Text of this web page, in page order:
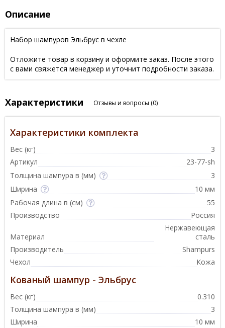
Описание
Набор шампуров Эльбрус в чехле
Отложите товар в корзину и оформите заказ. После этого
с вами свяжется менеджер и уточнит подробности заказа.
Характеристики Отзывы и вопросы (0)
Характеристики комплекта
Вес (кг)
3
Артикул
23-77-sh
Толщина шампура в (мм)
3
Ширина
10 мм
Рабочая длина в (см)
55
Производство
Россия
Материал
Нержавеющая
сталь
Производитель
Shampurs
Чехол
Кожа
Кованый шампур - Эльбрус
Вес (кг)
0.310
Толщина шампура в (мм)
3
Ширина
10 мм